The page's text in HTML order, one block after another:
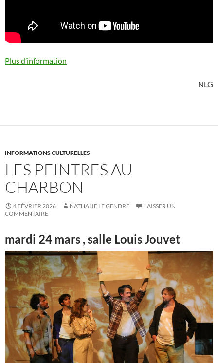
Plus d’information
NLG
INFORMATIONS CULTURELLES
LES PEINTRES AU
CHARBON
4 FÉVRIER 2026 NATHALIE LE GENDRE
LAISSER UN
COMMENTAIRE
mardi 24 mars , salle Louis Jouvet